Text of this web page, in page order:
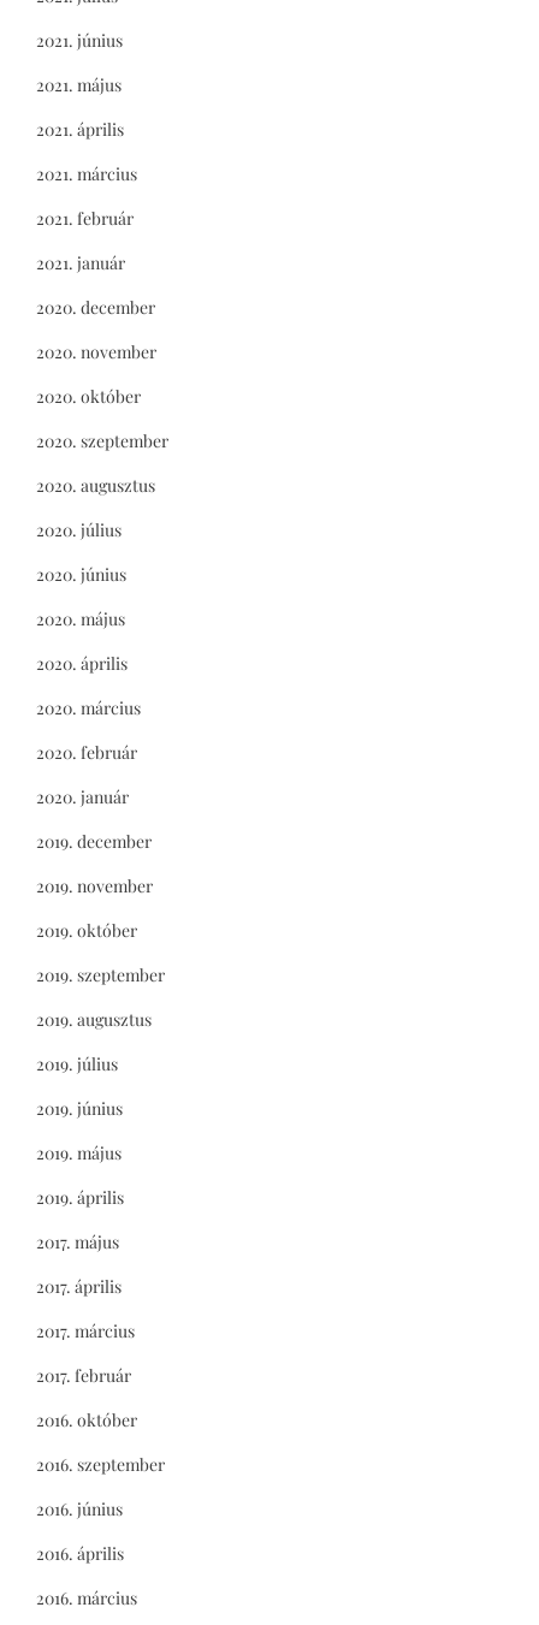
2021. június
2021. május
2021. április
2021. március
2021. február
2021. január
2020. december
2020. november
2020. október
2020. szeptember
2020. augusztus
2020. július
2020. június
2020. május
2020. április
2020. március
2020. február
2020. január
2019. december
2019. november
2019. október
2019. szeptember
2019. augusztus
2019. július
2019. június
2019. május
2019. április
2017. május
2017. április
2017. március
2017. február
2016. október
2016. szeptember
2016. június
2016. április
2016. március